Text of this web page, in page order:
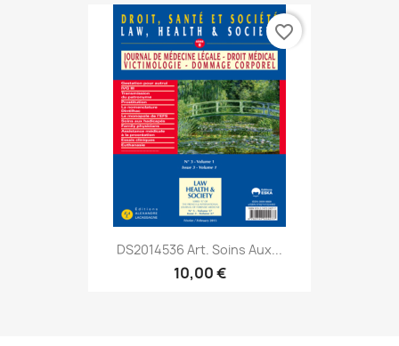
DS2014536 Art. Soins Aux...
10,00 €
favorite_border